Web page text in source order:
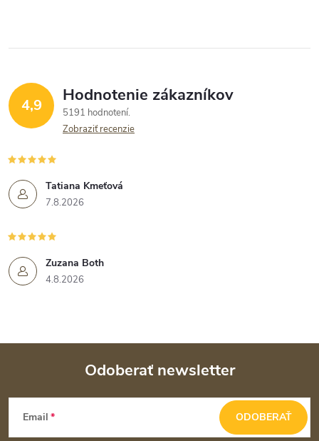
4,9 Hodnotenie zákazníkov
5191 hodnotení
Zobraziť recenzie
Tatiana Kmeťová
7.8.2026
Zuzana Both
4.8.2026
Z
Odoberať newsletter
Email ODOBERAŤ